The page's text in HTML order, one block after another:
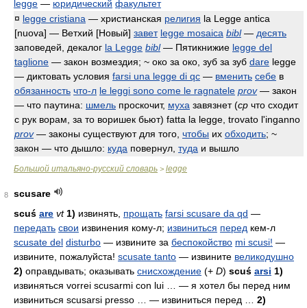
legge — юридический факультет
¤ legge cristiana — христианская религия la Legge antica
[nuova] — Ветхий [Новый] завет legge mosaica bibl — десять
заповедей, декалог la Legge bibl — Пятикнижие legge del
taglione — закон возмездия; ~ око за око, зуб за зуб dare legge
— диктовать условия farsi una legge di qc — вменить себе в
обязанность что-л le leggi sono come le ragnatele prov — закон
— что паутина: шмель проскочит, муха завязнет (ср что сходит
с рук ворам, за то воришек бьют) fatta la legge, trovato l'inganno
prov — законы существуют для того, чтобы их обходить; ~
закон — что дышло: куда повернул, туда и вышло
Большой итальяно-русский словарь > legge
8
scusare
scuś are vt 1) извинять, прощать farsi scusare da qd —
передать свои извинения кому-л; извиниться перед кем-л
scusate del disturbo — извините за беспокойство mi scusi! —
извините, пожалуйста! scusate tanto — извините великодушно
2) оправдывать; оказывать снисхождение (+ D) scuś arsi 1)
извиняться vorrei scusarmi con lui … — я хотел бы перед ним
извиниться scusarsi presso … — извиниться перед … 2)